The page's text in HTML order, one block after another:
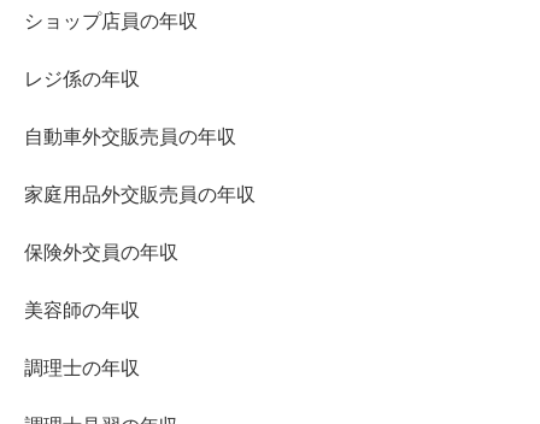
ショップ店員の年収
レジ係の年収
自動車外交販売員の年収
家庭用品外交販売員の年収
保険外交員の年収
美容師の年収
調理士の年収